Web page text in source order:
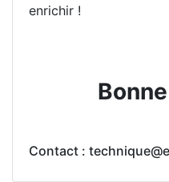
enrichir !
Contact :